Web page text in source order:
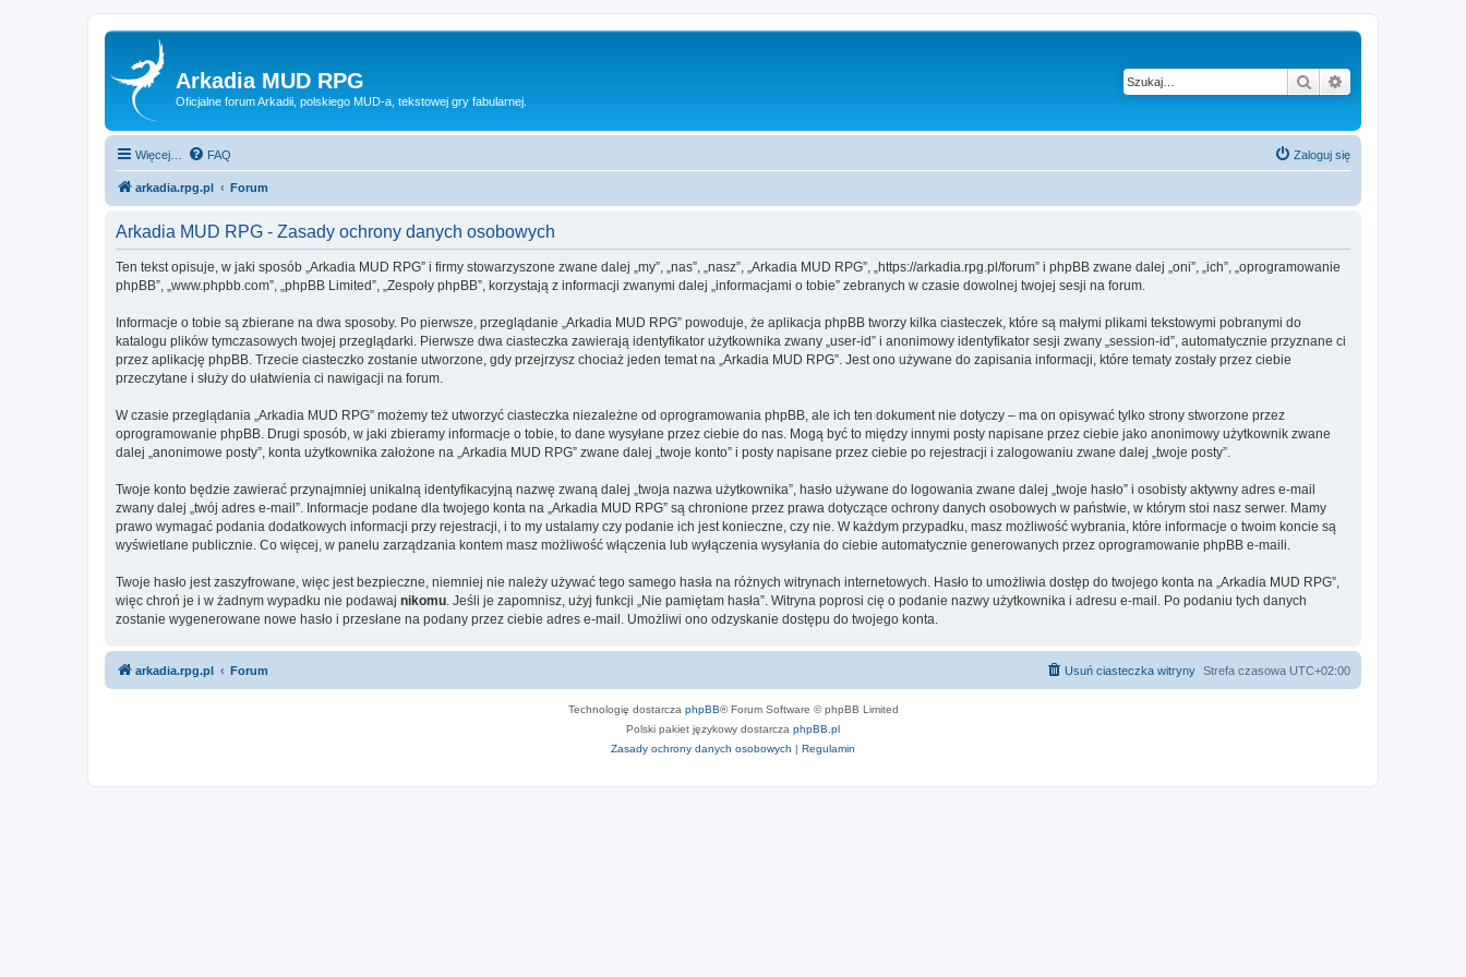
Arkadia MUD RPG
Oficjalne forum Arkadii, polskiego MUD-a, tekstowej gry fabularnej.
Szukaj
Więcej… FAQ Zaloguj się
arkadia.rpg.pl Forum
Arkadia MUD RPG - Zasady ochrony danych osobowych
Ten tekst opisuje, w jaki sposób „Arkadia MUD RPG” i firmy stowarzyszone zwane dalej „my”, „nas”, „nasz”, „Arkadia MUD RPG”, „https://arkadia.rpg.pl/forum” i phpBB zwane dalej „oni”, „ich”, „oprogramowanie
phpBB”, „www.phpbb.com”, „phpBB Limited”, „Zespoły phpBB”, korzystają z informacji zwanymi dalej „informacjami o tobie” zebranych w czasie dowolnej twojej sesji na forum.
Informacje o tobie są zbierane na dwa sposoby. Po pierwsze, przeglądanie „Arkadia MUD RPG” powoduje, że aplikacja phpBB tworzy kilka ciasteczek, które są małymi plikami tekstowymi pobranymi do
katalogu plików tymczasowych twojej przeglądarki. Pierwsze dwa ciasteczka zawierają identyfikator użytkownika zwany „user-id” i anonimowy identyfikator sesji zwany „session-id”, automatycznie przyznane ci
przez aplikację phpBB. Trzecie ciasteczko zostanie utworzone, gdy przejrzysz chociaż jeden temat na „Arkadia MUD RPG”. Jest ono używane do zapisania informacji, które tematy zostały przez ciebie
przeczytane i służy do ułatwienia ci nawigacji na forum.
W czasie przeglądania „Arkadia MUD RPG” możemy też utworzyć ciasteczka niezależne od oprogramowania phpBB, ale ich ten dokument nie dotyczy – ma on opisywać tylko strony stworzone przez
oprogramowanie phpBB. Drugi sposób, w jaki zbieramy informacje o tobie, to dane wysyłane przez ciebie do nas. Mogą być to między innymi posty napisane przez ciebie jako anonimowy użytkownik zwane
dalej „anonimowe posty”, konta użytkownika założone na „Arkadia MUD RPG” zwane dalej „twoje konto” i posty napisane przez ciebie po rejestracji i zalogowaniu zwane dalej „twoje posty”.
Twoje konto będzie zawierać przynajmniej unikalną identyfikacyjną nazwę zwaną dalej „twoja nazwa użytkownika”, hasło używane do logowania zwane dalej „twoje hasło” i osobisty aktywny adres e-mail
zwany dalej „twój adres e-mail”. Informacje podane dla twojego konta na „Arkadia MUD RPG” są chronione przez prawa dotyczące ochrony danych osobowych w państwie, w którym stoi nasz serwer. Mamy
prawo wymagać podania dodatkowych informacji przy rejestracji, i to my ustalamy czy podanie ich jest konieczne, czy nie. W każdym przypadku, masz możliwość wybrania, które informacje o twoim koncie są
wyświetlane publicznie. Co więcej, w panelu zarządzania kontem masz możliwość włączenia lub wyłączenia wysyłania do ciebie automatycznie generowanych przez oprogramowanie phpBB e-maili.
Twoje hasło jest zaszyfrowane, więc jest bezpieczne, niemniej nie należy używać tego samego hasła na różnych witrynach internetowych. Hasło to umożliwia dostęp do twojego konta na „Arkadia MUD RPG”,
więc chroń je i w żadnym wypadku nie podawaj nikomu. Jeśli je zapomnisz, użyj funkcji „Nie pamiętam hasła”. Witryna poprosi cię o podanie nazwy użytkownika i adresu e-mail. Po podaniu tych danych
zostanie wygenerowane nowe hasło i przesłane na podany przez ciebie adres e-mail. Umożliwi ono odzyskanie dostępu do twojego konta.
arkadia.rpg.pl Forum Strefa czasowa UTC+02:00
Usuń ciasteczka witryny
Technologię dostarcza phpBB® Forum Software © phpBB Limited
Polski pakiet językowy dostarcza phpBB.pl
Zasady ochrony danych osobowych | Regulamin